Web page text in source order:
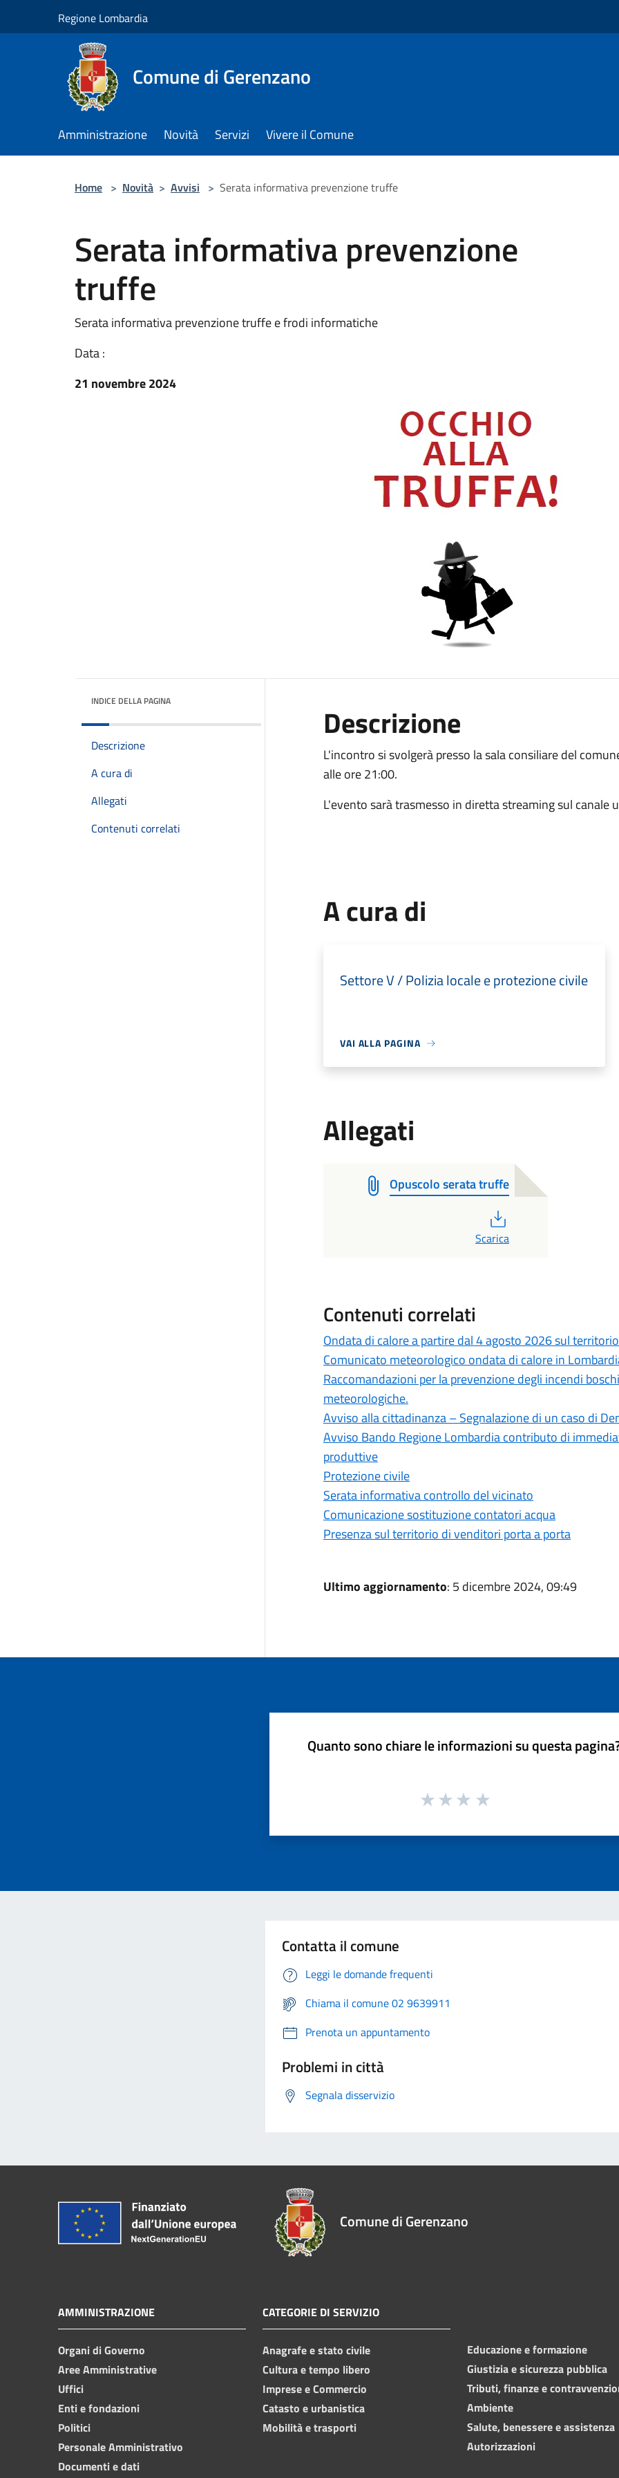
Regione Lombardia
Comune di Gerenzano
Amministrazione Novità Servizi Vivere il Comune
Home > Novità > Avvisi > Serata informativa prevenzione truffe
Serata informativa prevenzione
truffe
Serata informativa prevenzione truffe e frodi informatiche
Data :
21 novembre 2024
INDICE DELLA PAGINA
Descrizione
A cura di
Allegati
Contenuti correlati
Descrizione
L'incontro si svolgerà presso la sala consiliare del
alle ore 21:00.
L'evento sarà trasmesso in diretta streaming sul
A cura di
Settore V / Polizia locale e protezione civile
VAI ALLA PAGINA
Allegati
Opuscolo serata truffe
Scarica
Contenuti correlati
Ondata di calore a partire dal 4 agosto 2026 sul
Comunicato meteorologico ondata di calore in
Raccomandazioni per la prevenzione degli incendi
meteorologiche.
Avviso alla cittadinanza – Segnalazione di un caso di
Avviso Bando Regione Lombardia contributo di
produttive
Protezione civile
Serata informativa controllo del vicinato
Comunicazione sostituzione contatori acqua
Presenza sul territorio di venditori porta a porta
Ultimo aggiornamento: 5 dicembre 2024, 09:49
Quanto sono chiare le informazioni su questa
Contatta il comune
Leggi le domande frequenti
Chiama il comune 02 9639911
Prenota un appuntamento
Problemi in città
Segnala disservizio
Comune di Gerenzano
AMMINISTRAZIONE
Organi di Governo
Aree Amministrative
Uffici
Enti e fondazioni
Politici
Personale Amministrativo
Documenti e dati
CATEGORIE DI SERVIZIO
Anagrafe e stato civile
Cultura e tempo libero
Imprese e Commercio
Catasto e urbanistica
Mobilità e trasporti
Educazione e formazione
Giustizia e sicurezza pubblica
Tributi, finanze e
Ambiente
Salute, benessere e assistenza
Autorizzazioni